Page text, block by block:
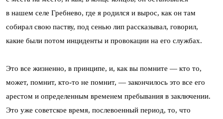
в нашем селе Гребнево, где я родился и вырос, как он там
собирал свою паству, под сенью лип рассказывал, говорил,
какие были потом инциденты и провокации на его службах.
Это все жизненно, в принципе, и, как вы помните — кто то,
может, помнит, кто-то не помнит, — закончилось это все его
арестом и определенным временем пребывания в заключении.
Это уже советское время, послевоенный период, то, что